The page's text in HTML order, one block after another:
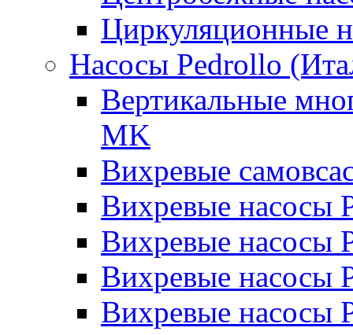
Циркуляционные
Насосы Pedrollo
Вертикальные
MK
Вихревые
Вихревые насосы
Вихревые насосы
Вихревые насосы
Вихревые насосы